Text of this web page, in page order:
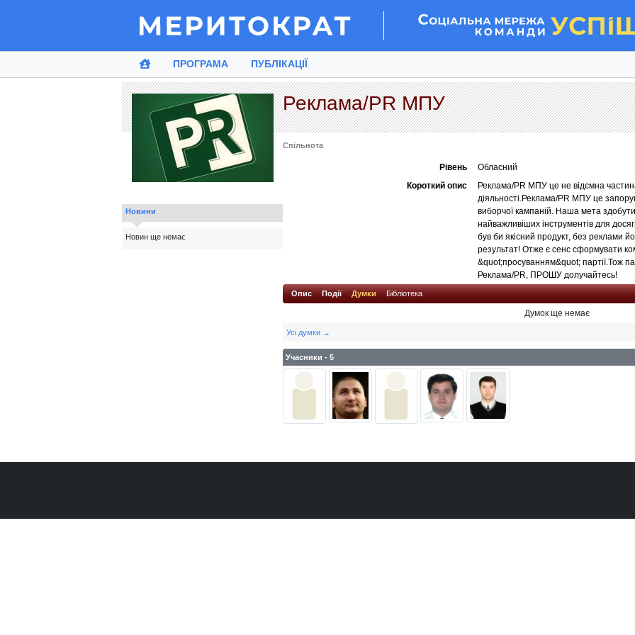
ПРОГРАМА ПУБЛІКАЦІЇ
Новини
Новин ще немає
Реклама/PR МПУ
Спільнота
Рівень
Обласний
Короткий опис
Реклама/PR МПУ це не відємна
діяльності.Реклама/PR МПУ це
виборчої кампаній. Наша мета
найважливіших інструментів для
був би якісний продукт, без реклами
результат! Отже є сенс сформувати
&quot;просуванням&quot; партії.Тож
Реклама/PR, ПРОШУ долучайтесь!
Опис Події Думки Бібліотека
Думок ще немає
Усі думки →
Учасники - 5